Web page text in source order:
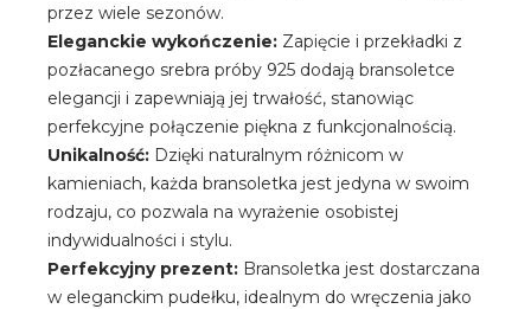
przez wiele sezonów.
Eleganckie wykończenie: Zapięcie i przekładki z
pozłacanego srebra próby 925 dodają bransoletce
elegancji i zapewniają jej trwałość, stanowiąc
perfekcyjne połączenie piękna z funkcjonalnością.
Unikalność: Dzięki naturalnym różnicom w
kamieniach, każda bransoletka jest jedyna w swoim
rodzaju, co pozwala na wyrażenie osobistej
indywidualności i stylu.
Perfekcyjny prezent: Bransoletka jest dostarczana
w eleganckim pudełku, idealnym do wręczenia jako